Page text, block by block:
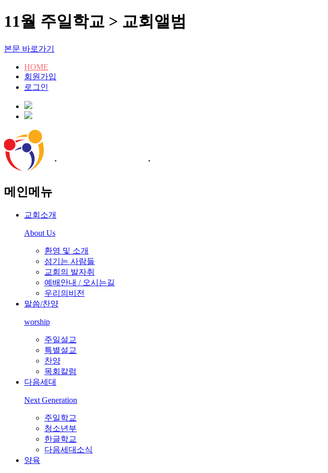
11월 주일학교 > 교회앨범
본문 바로가기
HOME
회원가입
로그인
메인메뉴
교회소개
About Us
환영 및 소개
섬기는 사람들
교회의 발자취
예배안내 / 오시는길
우리의비전
말씀/찬양
worship
주일설교
특별설교
찬양
목회칼럼
다음세대
Next Generation
주일학교
청소년부
한글학교
다음세대소식
양육